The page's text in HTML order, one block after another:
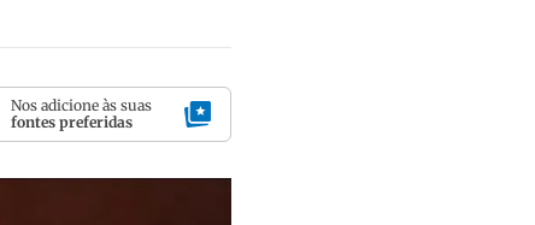
Nos adicione às suas
fontes preferidas